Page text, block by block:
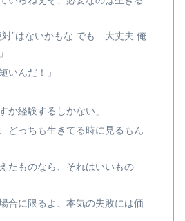
対”はないかもな でも 大丈夫 俺
いんだ！」
か経験するしかない」
どっちも生きてる時に見るもん
たものなら、それはいいもの
合に限るよ、本気の失敗には価